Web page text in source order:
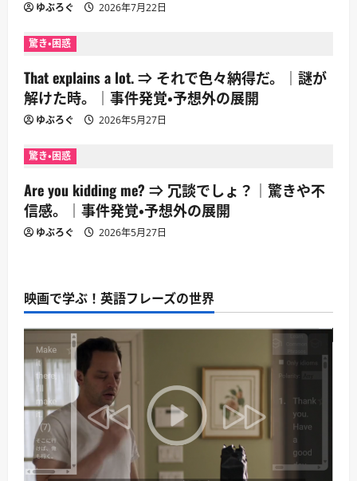
ゆぶろぐ 2026年7月22日
驚き・困惑
That explains a lot. ⇒ それで色々納得だ。｜謎が
解けた時。｜事件発覚・予想外の展開
ゆぶろぐ 2026年5月27日
驚き・困惑
Are you kidding me? ⇒ 冗談でしょ？｜驚きや不
信感。｜事件発覚・予想外の展開
ゆぶろぐ 2026年5月27日
映画で学ぶ！英語フレーズの世界